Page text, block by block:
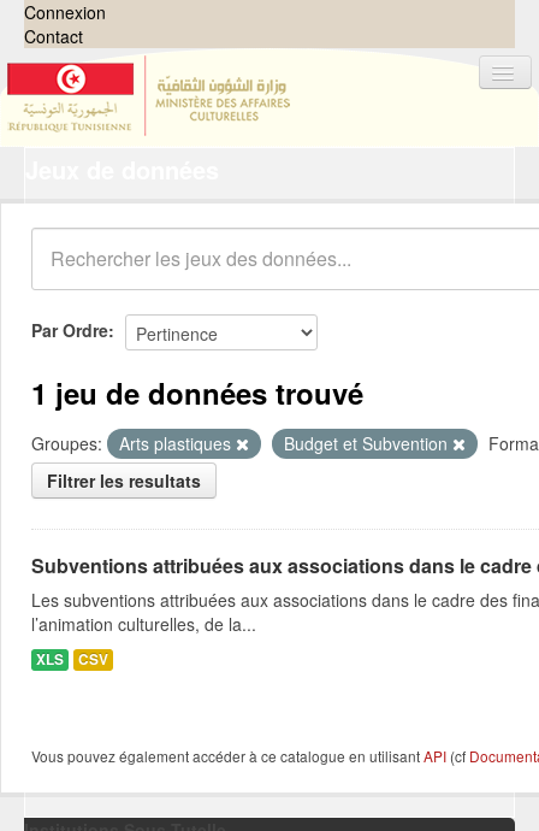
Connexion
Contact
Organisations
Groupes
Demandes 0
À propos
Par Ordre
1 jeu de données trouvé
Groupes: Arts plastiques Budget et Subvention
Filtrer les resultats
Subventions attribuées aux associations dans le
Les subventions attribuées aux associations dans le cadre des
l’animation culturelles, de la...
XLS CSV
Vous pouvez également accéder à ce catalogue en utilisantAPI (cf